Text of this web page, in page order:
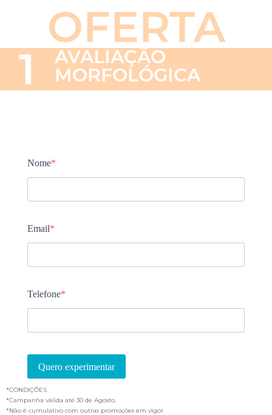
OFERTA
1
AVALIAÇÃO
MORFOLÓGICA
*CONDIÇÕES
*Campanha válida até 30 de Agosto,
*Não é cumulativo com outras promoções em vigor